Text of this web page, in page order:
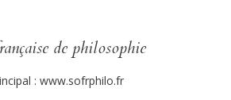
de philosophie
: www.sofrphilo.fr